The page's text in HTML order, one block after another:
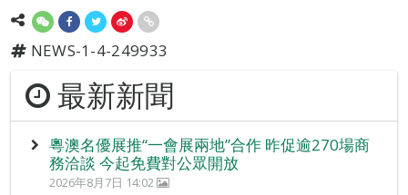
NEWS-1-4-249933
最新新聞
粵澳名優展推“一會展兩地”合作 昨促逾270場商
務洽談 今起免費對公眾開放
2026年8月7日 14:02